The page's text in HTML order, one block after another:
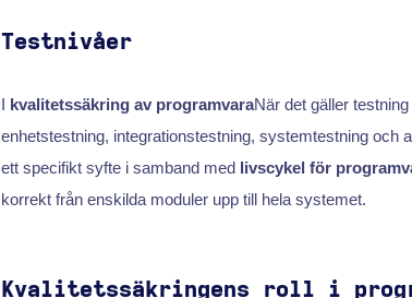
Testnivåer
I kvalitetssäkring av programvaraNär det gäller
enhetstestning, integrationstestning, systemtestning och
ett specifikt syfte i samband med livscykel för
korrekt från enskilda moduler upp till hela systemet.
Kvalitetssäkringens roll i